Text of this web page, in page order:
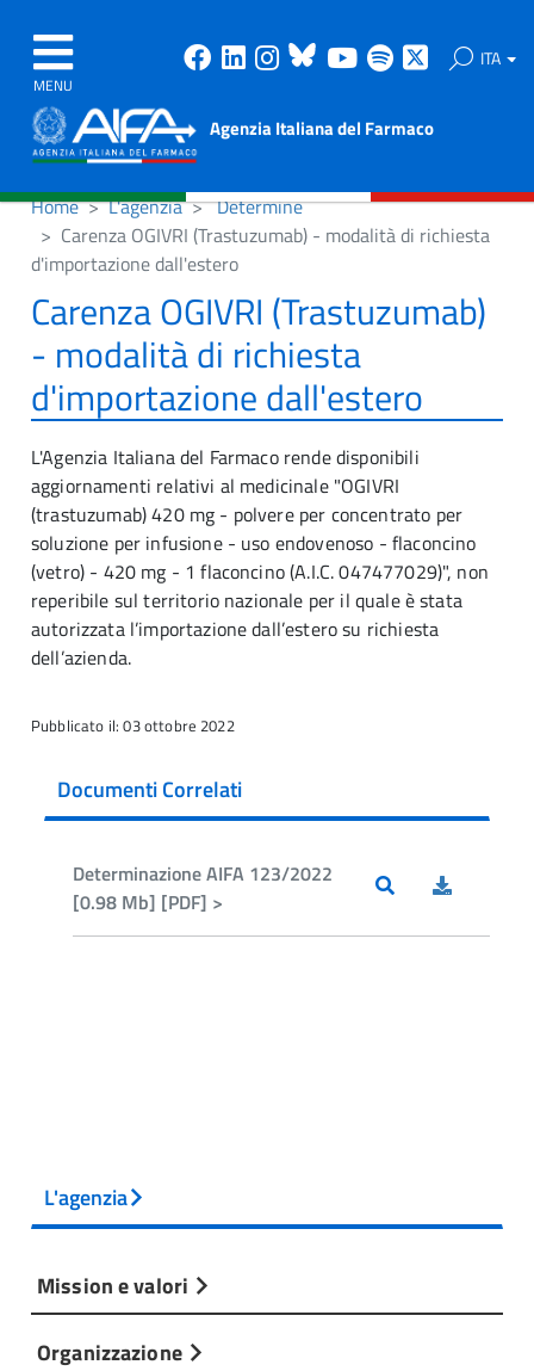
MENU
Facebook
Linkedin
Instagram
Bluesky
Youtube
Spotify ITA
Agenzia Italiana del Farmaco
Home L'agenzia
Determine
Carenza OGIVRI (Trastuzumab) - modalità di richiesta
d'importazione dall'estero
Carenza OGIVRI (Trastuzumab)
- modalità di richiesta
d'importazione dall'estero
L'Agenzia Italiana del Farmaco rende disponibili
aggiornamenti relativi al medicinale "OGIVRI
(trastuzumab) 420 mg - polvere per concentrato per
soluzione per infusione - uso endovenoso - flaconcino
(vetro) - 420 mg - 1 flaconcino (A.I.C. 047477029)", non
reperibile sul territorio nazionale per il quale è stata
autorizzata l’importazione dall’estero su richiesta
dell’azienda.
Pubblicato il: 03 ottobre 2022
Documenti Correlati
Determinazione AIFA 123/2022
[0.98 Mb] [PDF] >
L'agenzia
Mission e valori
Organizzazione